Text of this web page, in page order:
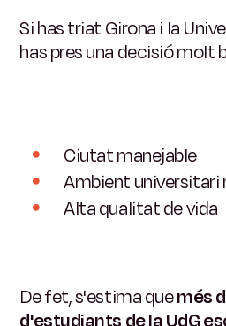
Si has triat Girona i la
has pres una decisió molt
Ciutat manejable
Ambient universitari
Alta qualitat de vida
De fet, s'estima quemés
d'estudiants de la UdG